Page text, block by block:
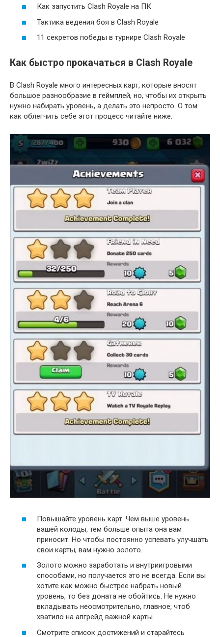
Как запустить Clash Royale на ПК
Тактика ведения боя в Clash Royale
11 секретов победы в турнире Clash Royale
Как быстро прокачаться в Clash Royale
В Clash Royale много интересных карт, которые вносят
большое разнообразие в геймплей, но, чтобы их открыть
нужно набирать уровень, а делать это непросто. О том
как облегчить себе этот процесс читайте ниже.
Повышайте уровень карт. Чем выше уровень
вашей колоды, тем больше опыта она вам
приносит. Но чтобы постоянно успевать улучшать
свои карты, вам нужно золото.
Золото можно заработать и внутриигровыми
способами, но получается это не всегда. Если вы
хотите как можно быстрее набрать новый
уровень, то без доната не обойтись. Не нужно
вкладывать неосмотрительно, главное, чтоб
хватило на апгрейд важной карты.
Смотрите список достижений и старайтесь